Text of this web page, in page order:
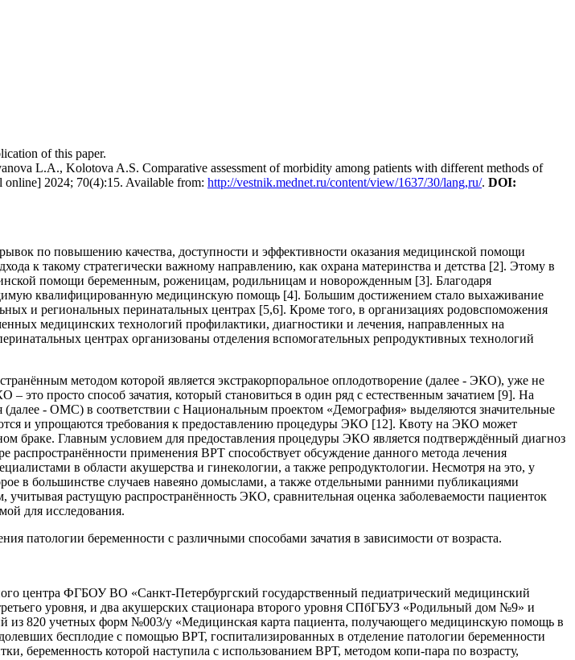
of this paper.
L.A., Kolotova A.S. Comparative assessment of morbidity among patients with different methods of
online] 2024; 70(4):15. Available from: http://vestnik.mednet.ru/content/view/1637/30/lang,ru/. DOI:
рывок по повышению качества, доступности и эффективности оказания медицинской помощи
к такому стратегически важному направлению, как охрана материнства и детства [2]. Этому в
помощи беременным, роженицам, родильницам и новорожденным [3]. Благодаря
квалифицированную медицинскую помощь [4]. Большим достижением стало выхаживание
и региональных перинатальных центрах [5,6]. Кроме того, в организациях родовспоможения
медицинских технологий профилактики, диагностики и лечения, направленных на
центрах организованы отделения вспомогательных репродуктивных технологий
методом которой является экстракорпоральное оплодотворение (далее - ЭКО), уже не
это просто способ зачатия, который становиться в один ряд с естественным зачатием [9]. На
- ОМС) в соответствии с Национальным проектом «Демография» выделяются значительные
и упрощаются требования к предоставлению процедуры ЭКО [12]. Квоту на ЭКО может
браке. Главным условием для предоставления процедуры ЭКО является подтверждённый диагноз
применения ВРТ способствует обсуждение данного метода лечения
в области акушерства и гинекологии, а также репродуктологии. Несмотря на это, у
в большинстве случаев навеяно домыслами, а также отдельными ранними публикациями
растущую распространённость ЭКО, сравнительная оценка заболеваемости пациенток
для исследования.
патологии беременности с различными способами зачатия в зависимости от возраста.
центра ФГБОУ ВО «Санкт-Петербургский государственный педиатрический медицинский
уровня, и два акушерских стационара второго уровня СПбГБУЗ «Родильный дом №9» и
820 учетных форм №003/у «Медицинская карта пациента, получающего медицинскую помощь в
бесплодие с помощью ВРТ, госпитализированных в отделение патологии беременности
беременность которой наступила с использованием ВРТ, методом копи-пара по возрасту,